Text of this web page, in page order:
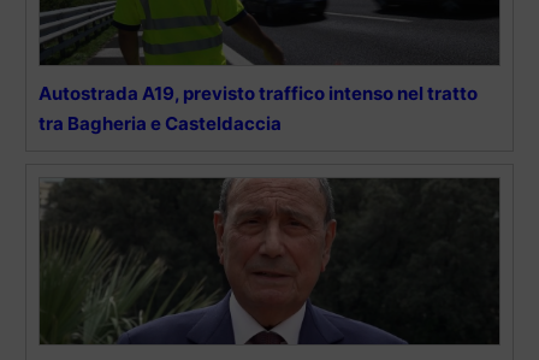
Autostrada A19, previsto traffico intenso nel tratto
tra Bagheria e Casteldaccia